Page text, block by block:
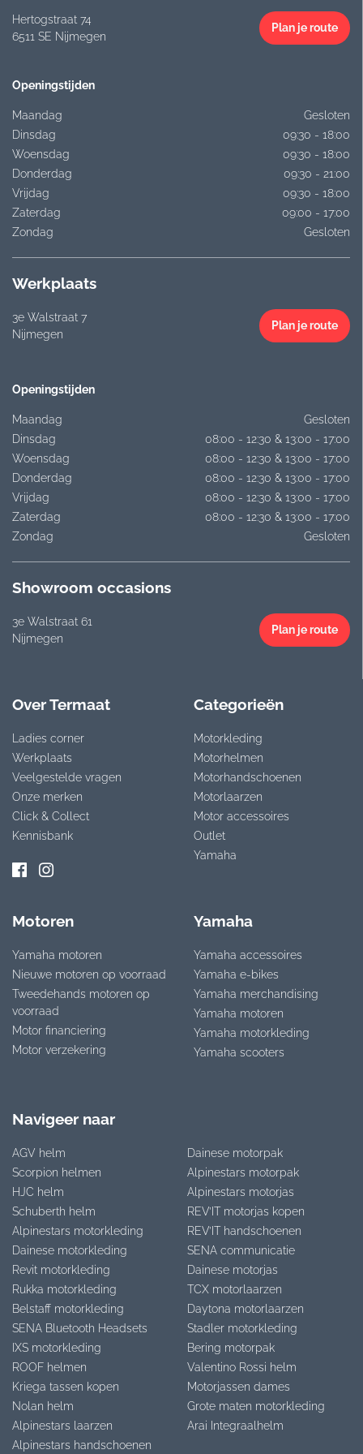
Hertogstraat 74
6511 SE Nijmegen
Plan je route
Openingstijden
Maandag
Gesloten
Dinsdag
09:30 - 18:00
Woensdag
09:30 - 18:00
Donderdag
09:30 - 21:00
Vrijdag
09:30 - 18:00
Zaterdag
09:00 - 17:00
Zondag
Gesloten
Werkplaats
3e Walstraat 7
Nijmegen
Plan je route
Openingstijden
Maandag
Gesloten
Dinsdag
08:00 - 12:30 & 13:00 - 17:00
Woensdag
08:00 - 12:30 & 13:00 - 17:00
Donderdag
08:00 - 12:30 & 13:00 - 17:00
Vrijdag
08:00 - 12:30 & 13:00 - 17:00
Zaterdag
08:00 - 12:30 & 13:00 - 17:00
Zondag
Gesloten
Showroom occasions
3e Walstraat 61
Nijmegen
Plan je route
Over Termaat
Ladies corner
Werkplaats
Veelgestelde vragen
Onze merken
Click & Collect
Kennisbank
Categorieën
Motorkleding
Motorhelmen
Motorhandschoenen
Motorlaarzen
Motor accessoires
Outlet
Yamaha
Motoren
Yamaha motoren
Nieuwe motoren op voorraad
Tweedehands motoren op
voorraad
Motor financiering
Motor verzekering
Yamaha
Yamaha accessoires
Yamaha e-bikes
Yamaha merchandising
Yamaha motoren
Yamaha motorkleding
Yamaha scooters
Navigeer naar
AGV helm
Scorpion helmen
HJC helm
Schuberth helm
Alpinestars motorkleding
Dainese motorkleding
Revit motorkleding
Rukka motorkleding
Belstaff motorkleding
SENA Bluetooth Headsets
IXS motorkleding
ROOF helmen
Kriega tassen kopen
Nolan helm
Alpinestars laarzen
Alpinestars handschoenen
Dainese motorpak
Alpinestars motorpak
Alpinestars motorjas
REV’IT motorjas kopen
REV’IT handschoenen
SENA communicatie
Dainese motorjas
TCX motorlaarzen
Daytona motorlaarzen
Stadler motorkleding
Bering motorpak
Valentino Rossi helm
Motorjassen dames
Grote maten motorkleding
Arai Integraalhelm